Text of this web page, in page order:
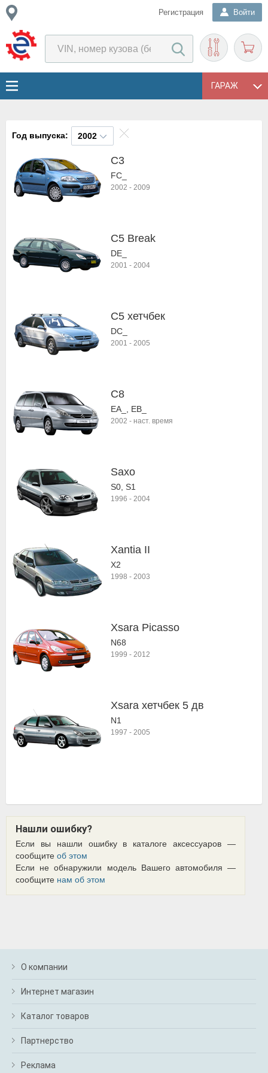
Регистрация Войти
ГАРАЖ
Год выпуска: 2002
C3
FC_
2002 - 2009
C5 Break
DE_
2001 - 2004
C5 хетчбек
DC_
2001 - 2005
C8
EA_, EB_
2002 - наст. время
Saxo
S0, S1
1996 - 2004
Xantia II
X2
1998 - 2003
Xsara Picasso
N68
1999 - 2012
Xsara хетчбек 5 дв
N1
1997 - 2005
Нашли ошибку?
Если вы нашли ошибку в каталоге аксессуаров —
сообщите об этом
Если не обнаружили модель Вашего автомобиля —
сообщите нам об этом
О компании
Интернет магазин
Каталог товаров
Партнерство
Реклама